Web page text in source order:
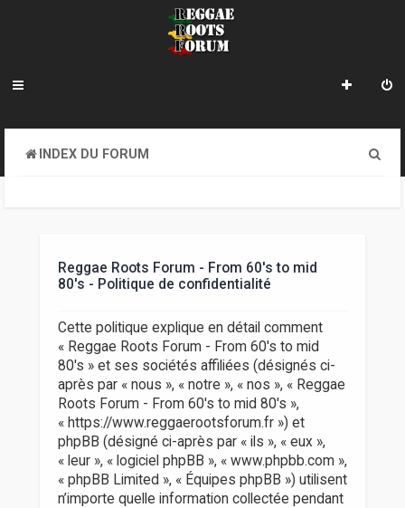
INDEX DU FORUM
Reggae Roots Forum - From 60's to mid
80's - Politique de confidentialité
Cette politique explique en détail comment
« Reggae Roots Forum - From 60's to mid
80's » et ses sociétés affiliées (désignés ci-
après par « nous », « notre », « nos », « Reggae
Roots Forum - From 60's to mid 80's »,
« https://www.reggaerootsforum.fr ») et
phpBB (désigné ci-après par « ils », « eux »,
« leur », « logiciel phpBB », « www.phpbb.com »,
« phpBB Limited », « Équipes phpBB ») utilisent
n’importe quelle information collectée pendant